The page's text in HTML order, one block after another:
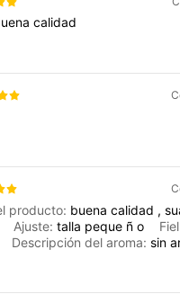
calidad
producto: buena calidad ,
Ajuste:talla peque ño
Descripción del aroma:sin